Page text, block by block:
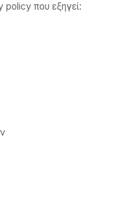
policy που εξηγεί: